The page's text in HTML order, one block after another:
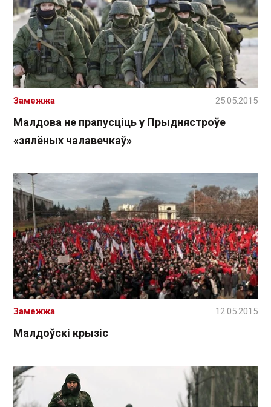
Малдова не прапусціць у Прыднястроўе
«зялёных чалавечкаў»
Замежжа 25.05.2015
Малдоўскі крызіс
Замежжа 12.05.2015